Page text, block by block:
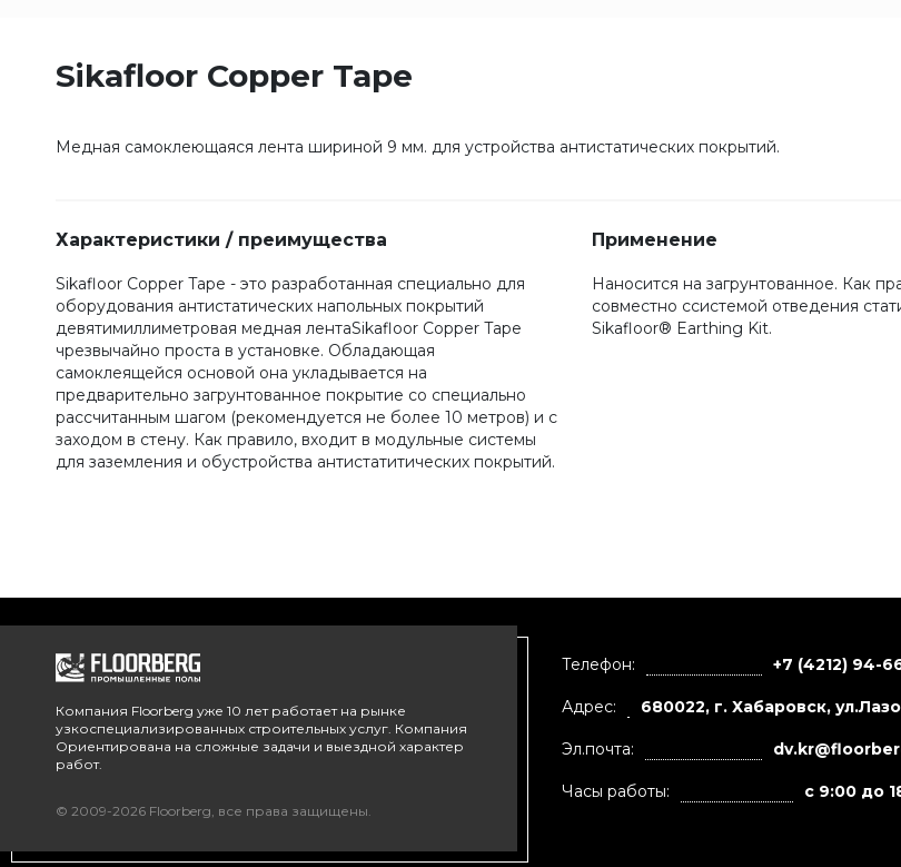
Sikafloor Copper Tape
Медная самоклеющаяся лента шириной 9 мм. для устройства антистатических покрытий.
Характеристики / преимущества
Sikafloor Copper Tape - это разработанная специально для
оборудования антистатических напольных покрытий
девятимиллиметровая медная лентаSikafloor Copper Tape
чрезвычайно проста в установке. Обладающая
самоклеящейся основой она укладывается на
предварительно загрунтованное покрытие со специально
рассчитанным шагом (рекомендуется не более 10 метров) и с
заходом в стену. Как правило, входит в модульные системы
для заземления и обустройства антистатитических покрытий.
Применение
Наносится на загрунтованное. Как
совместно ссистемой отведения
Sikafloor® Earthing Kit.
Компания Floorberg уже 10 лет работает на рынке
узкоспециализированных строительных услуг. Компания
Ориентирована на сложные задачи и выездной характер
работ.
© 2009-2026 Floorberg, все права защищены.
Телефон: +7 (4212) 94-
Адрес: 680022, г. Хабаровск,
Эл.почта:
Часы работы: с 9:00 до